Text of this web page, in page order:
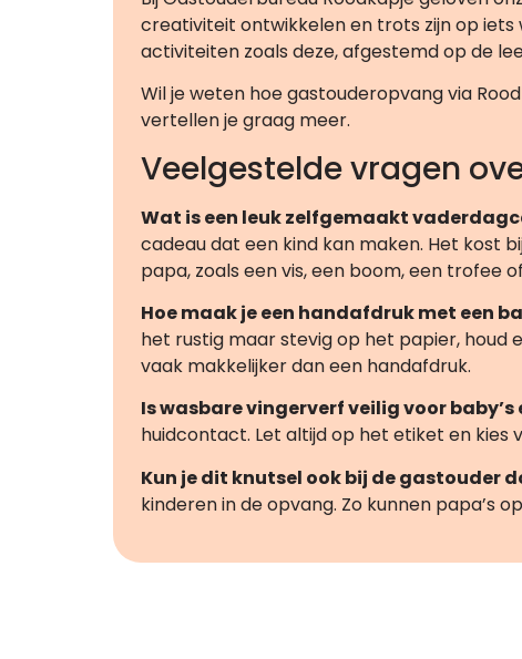
creativiteit ontwikkelen en trots zijn op
activiteiten zoals deze, afgestemd op de
Wil je weten hoe gastouderopvang via
vertellen je graag meer.
Veelgestelde vragen
Wat is een leuk zelfgemaakt
cadeau dat een kind kan maken. Het kost
papa, zoals een vis, een boom, een trofee
Hoe maak je een handafdruk met een
het rustig maar stevig op het papier, houd
vaak makkelijker dan een handafdruk.
Is wasbare vingerverf veilig voor baby’s
huidcontact. Let altijd op het etiket en kies
Kun je dit knutsel ook bij de gastouder
kinderen in de opvang. Zo kunnen papa’s